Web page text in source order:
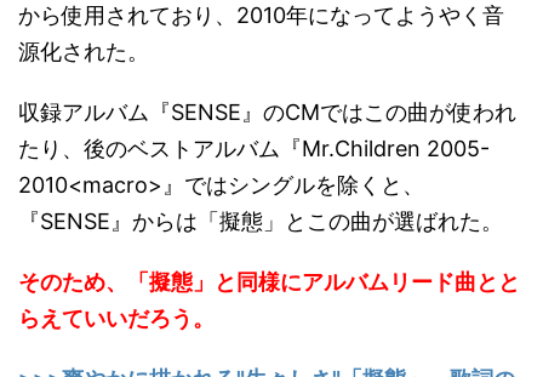
から使用されており、2010年になってようやく音
源化された。
収録アルバム『SENSE』のCMではこの曲が使われ
たり、後のベストアルバム『Mr.Children 2005-
2010<macro>』ではシングルを除くと、
『SENSE』からは「擬態」とこの曲が選ばれた。
そのため、「擬態」と同様にアルバムリード曲とと
らえていいだろう。